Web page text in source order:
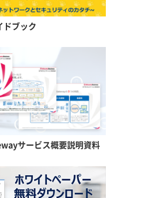
ドブック
サービス概要説明資料